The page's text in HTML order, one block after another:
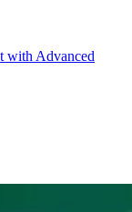
with Advanced